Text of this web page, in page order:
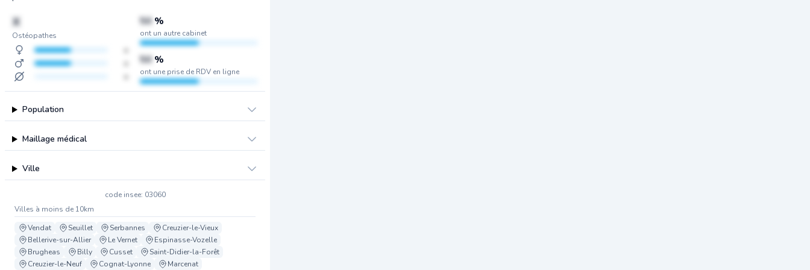
X
Ostéopathes
50 %
ont un autre cabinet
50 %
ont une prise de RDV en ligne
Population
Maillage médical
Ville
code insee: 03060
Villes à moins de 10km
Vendat
Seuillet Serbannes
Creuzier-le-Vieux
Bellerive-sur-Allier
Le Vernet
Espinasse-Vozelle
Brugheas
Billy Cusset
Saint-Didier-la-Forêt
Creuzier-le-Neuf
Cognat-Lyonne Marcenat